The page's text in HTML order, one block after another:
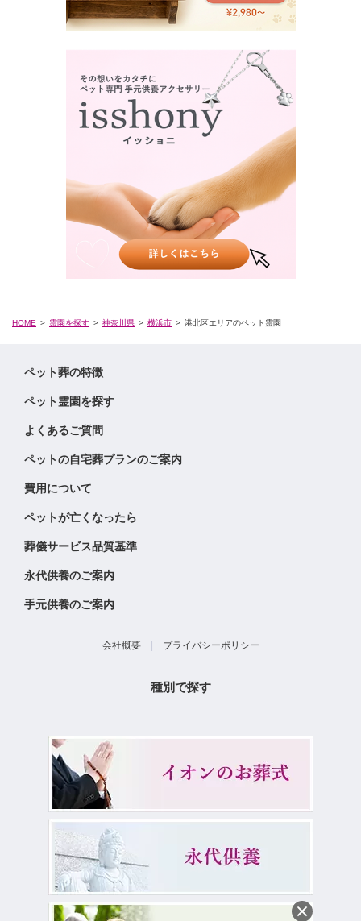
HOME 霊園を探す 神奈川県 横浜市 港北区エリアのペット霊園
ペット葬の特徴
ペット霊園を探す
よくあるご質問
ペットの自宅葬プランのご案内
費用について
ペットが亡くなったら
葬儀サービス品質基準
永代供養のご案内
手元供養のご案内
会社概要| プライバシーポリシー
種別で探す